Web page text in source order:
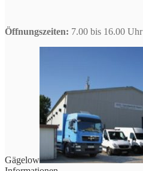
Öffnungszeiten: 7.00 bis 16.00 Uhr
Gägelow